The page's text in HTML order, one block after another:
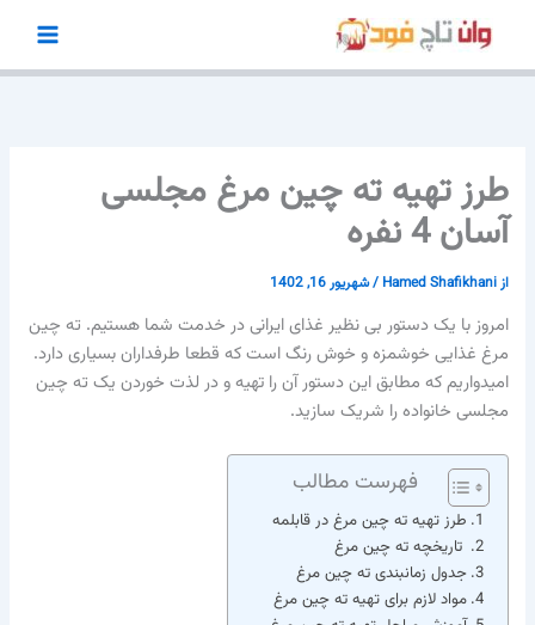
محتوا
طرز تهیه ته چین مرغ مجلسی
آسان 4 نفره
ازHamed Shafikhani
/شهریور 16, 1402
امروز با یک دستور بی نظیر غذای ایرانی در خدمت شما هستیم. ته چین
مرغ غذایی خوشمزه و خوش رنگ است که قطعا طرفداران بسیاری دارد.
امیدواریم که مطابق این دستور آن را تهیه و در لذت خوردن یک ته چین
مجلسی خانواده را شریک سازید.
فهرست مطالب
طرز تهیه ته چین مرغ در قابلمه
تاریخچه ته چین مرغ
جدول زمانبندی ته چین مرغ
مواد لازم برای تهیه ته چین مرغ